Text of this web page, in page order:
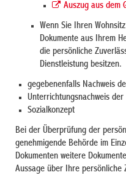
Auszug aus dem
Wenn Sie Ihren
Dokumente aus Ihrem
die persönliche
Dienstleistung besitzen.
gegebenenfalls Nachweis
Unterrichtungsnachweis der
Sozialkonzept
Bei der Überprüfung der
genehmigende Behörde im
Dokumenten weitere
Aussage über Ihre persönliche